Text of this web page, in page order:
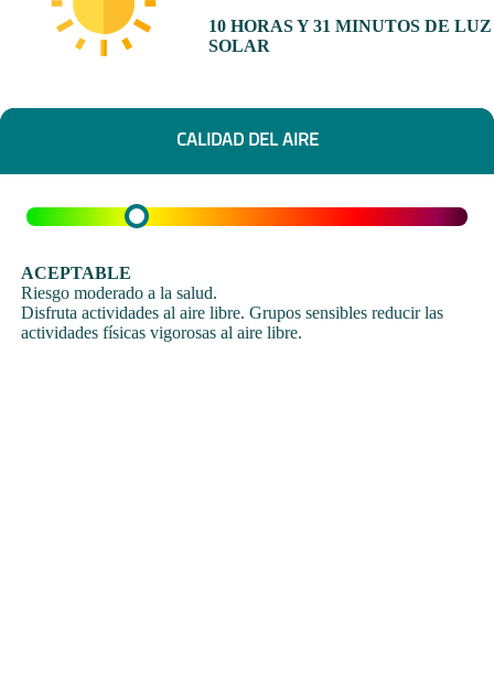
10 HORAS Y 31 MINUTOS DE LUZ
SOLAR
CALIDAD DEL AIRE
ACEPTABLE
Riesgo moderado a la salud.
Disfruta actividades al aire libre. Grupos sensibles reducir las
actividades físicas vigorosas al aire libre.